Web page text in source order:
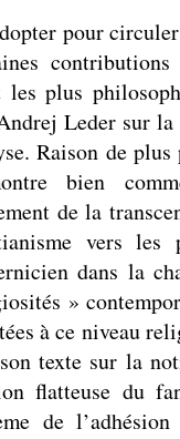
pour
plus
Leder sur
Raison de plus
bien
de la
vers les
dans la
»
à ce niveau
texte sur la
flatteuse du
de